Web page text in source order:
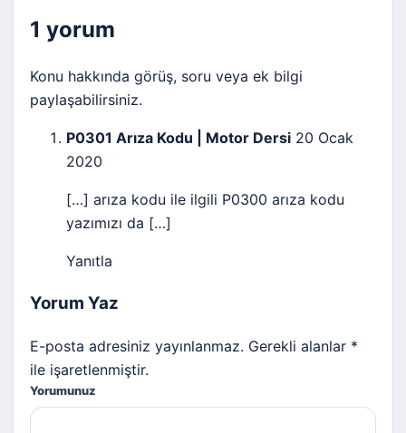
1 yorum
Konu hakkında görüş, soru veya ek bilgi
paylaşabilirsiniz.
P0301 Arıza Kodu | Motor Dersi 20 Ocak
2020
[…] arıza kodu ile ilgili P0300 arıza kodu
yazımızı da […]
Yanıtla
Yorum Yaz
E-posta adresiniz yayınlanmaz. Gerekli alanlar *
ile işaretlenmiştir.
Yorumunuz